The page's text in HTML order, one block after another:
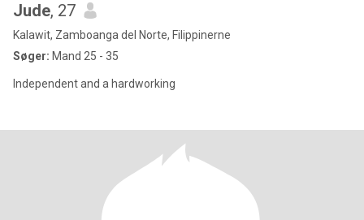
Jude, 27
Kalawit, Zamboanga del Norte, Filippinerne
Søger: Mand 25 - 35
Independent and a hardworking